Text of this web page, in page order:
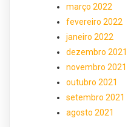
março 2022
fevereiro 2022
janeiro 2022
dezembro 2021
novembro 2021
outubro 2021
setembro 2021
agosto 2021